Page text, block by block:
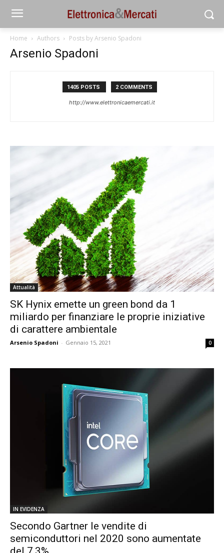
Home Authors Posts by Arsenio Spadoni
Arsenio Spadoni
1405 POSTS 2 COMMENTS
http://www.elettronicaemercati.it
Attualità
SK Hynix emette un green bond da 1
miliardo per finanziare le proprie iniziative
di carattere ambientale
Arsenio Spadoni - Gennaio 15, 2021 0
IN EVIDENZA
Secondo Gartner le vendite di
semiconduttori nel 2020 sono aumentate